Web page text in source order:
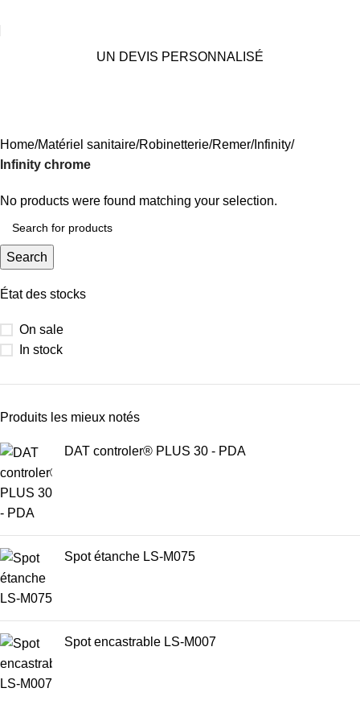
UN DEVIS PERSONNALISÉ
État des stocks
On sale
In stock
Produits les mieux notés
DAT controler® PLUS 30 - PDA
Spot étanche LS-M075
Spot encastrable LS-M007
Home Matériel sanitaire Robinetterie Remer Infinity
Infinity chrome
No products were found matching your selection.
Search